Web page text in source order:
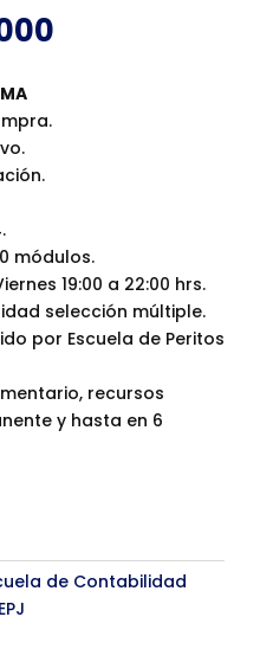
El
módulos.
19:00 a 22:00 hrs.
selección múltiple.
por Escuela de Peritos
recursos
y hasta en 6
de Contabilidad